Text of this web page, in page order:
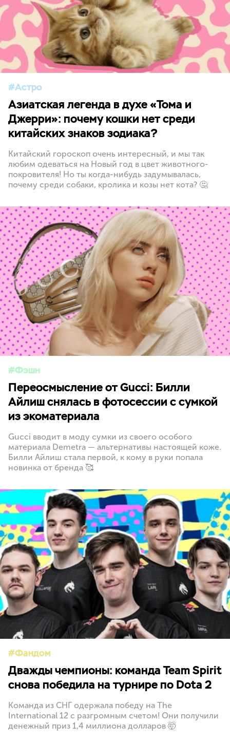
Астро
Азиатская легенда в духе «Тома и
Джерри»: почему кошки нет среди
китайских знаков зодиака?
Китайский гороскоп очень интересный, и мы так
любим одеваться на Новый год в цвет животного-
покровителя! Но ты когда-нибудь задумывалась,
почему среди собаки, кролика и козы нет кота? 🤔
Фэшн
Переосмысление от Gucci: Билли
Айлиш снялась в фотосессии с сумкой
из экоматериала
Gucci вводит в моду сумки из своего особого
материала Demetra — альтернативы настоящей коже.
Билли Айлиш стала первой, к кому в руки попала
новинка от бренда 🥰
Фандом
Дважды чемпионы: команда Team Spirit
снова победила на турнире по Dota 2
Команда из СНГ одержала победу на The
International 12 с разгромным счетом! Они получили
денежный приз 1,4 миллиона долларов 🤯